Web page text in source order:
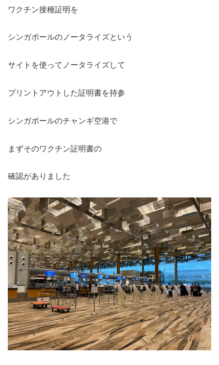
ワクチン接種証明を
シンガポールのノータライズという
サイトを使ってノータライズして
プリントアウトした証明書を持参
シンガポールのチャンギ空港で
まずそのワクチン証明書の
確認がありました